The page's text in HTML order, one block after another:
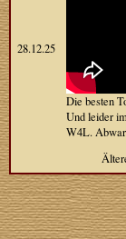
28.12.25
Die besten
Und leider
W4L.